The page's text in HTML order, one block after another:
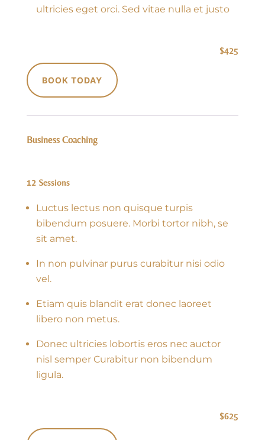
ultricies eget orci. Sed vitae nulla et justo
$425
BOOK TODAY
Business Coaching
12 Sessions
Luctus lectus non quisque turpis
bibendum posuere. Morbi tortor nibh, se
sit amet.
In non pulvinar purus curabitur nisi odio
vel.
Etiam quis blandit erat donec laoreet
libero non metus.
Donec ultricies lobortis eros nec auctor
nisl semper Curabitur non bibendum
ligula.
$625